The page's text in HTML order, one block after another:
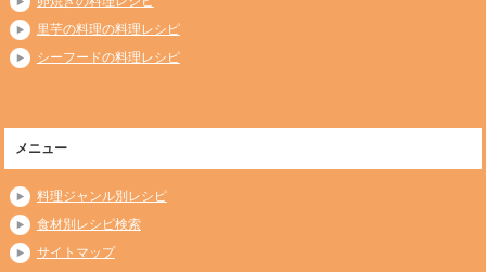
里芋の料理の料理レシピ
シーフードの料理レシピ
メニュー
料理ジャンル別レシピ
食材別レシピ検索
サイトマップ